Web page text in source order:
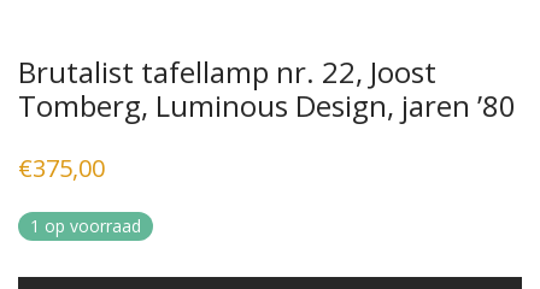
Brutalist tafellamp nr. 22, Joost
Tomberg, Luminous Design, jaren ’80
€375,00
1 op voorraad